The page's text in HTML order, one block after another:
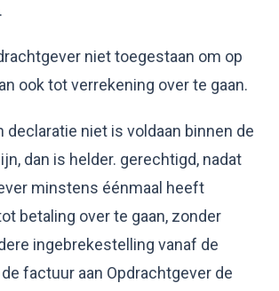
niet toegestaan om op
ook tot verrekening over te gaan.
declaratie niet is voldaan binnen de
dan is helder. gerechtigd, nadat
minstens éénmaal heeft
betaling over te gaan, zonder
ingebrekestelling vanaf de
factuur aan Opdrachtgever de